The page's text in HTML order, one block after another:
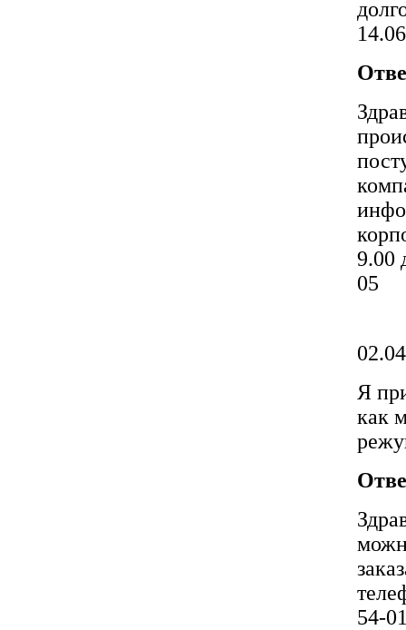
9.00
05
Я
как
54-